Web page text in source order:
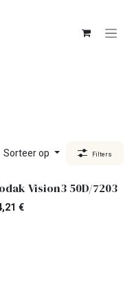
Sorteer op Filters
Vision3 50D/7203
€